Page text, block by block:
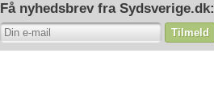
Få nyhedsbrev fra Sydsverige.dk:
Tilmeld